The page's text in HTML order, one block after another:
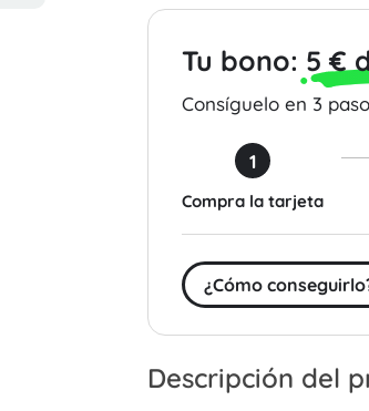
Tu bono: 5 €
Consíguelo en 3
1
Compra la tarjeta
¿Cómo
Descripción del